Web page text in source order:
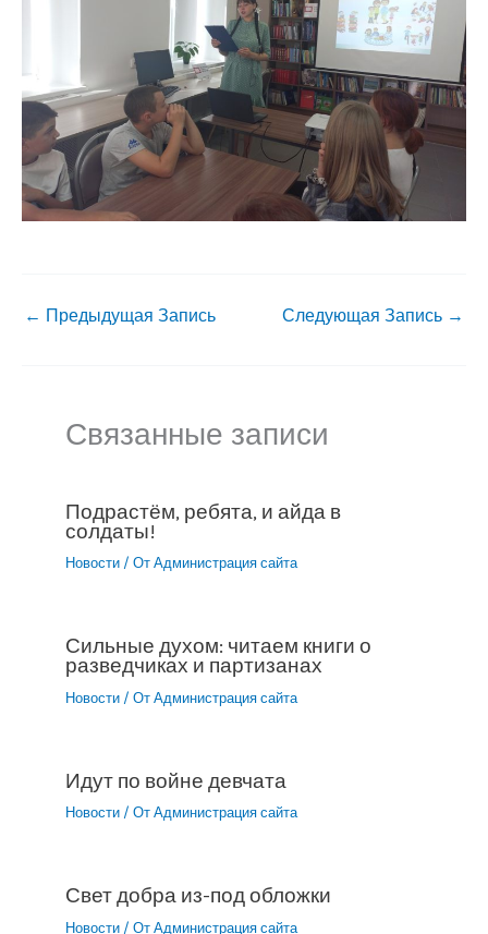
← Предыдущая Запись Следующая Запись →
Связанные записи
Подрастём, ребята, и айда в
солдаты!
Новости / От Администрация сайта
Сильные духом: читаем книги о
разведчиках и партизанах
Новости / От Администрация сайта
Идут по войне девчата
Новости / От Администрация сайта
Свет добра из-под обложки
Новости / От Администрация сайта